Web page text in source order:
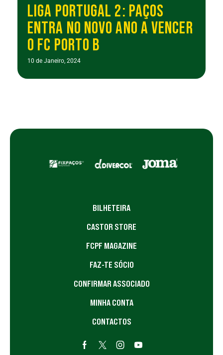
LIGA PORTUGAL 2: PAÇOS
ENTRA NO NOVO ANO A VENCER
O FC PORTO B
10 de Janeiro, 2024
BILHETEIRA
CASTOR STORE
FCPF MAGAZINE
FAZ-TE SÓCIO
CONFIRMAR ASSOCIADO
MINHA CONTA
CONTACTOS